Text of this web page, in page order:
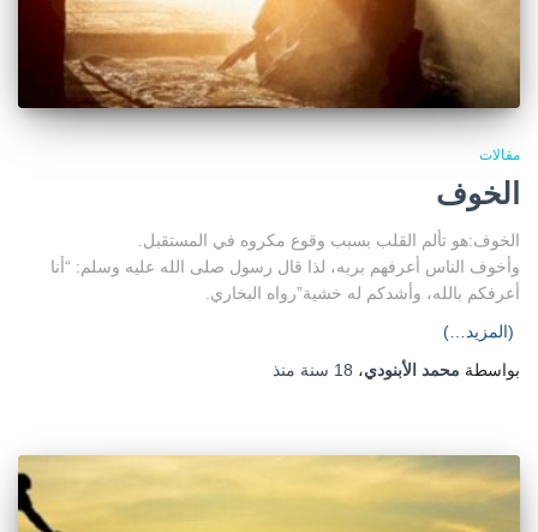
مقالات
الخوف
الخوف:هو تألم القلب بسبب وقوع مكروه في المستقبل.
وأخوف الناس أعرفهم بربه، لذا قال رسول صلى الله عليه وسلم: “أنا
أعرفكم بالله، وأشدكم له خشية”رواه البخاري.
(المزيد…)
بواسطة محمد الأبنودي، 18 سنة منذ